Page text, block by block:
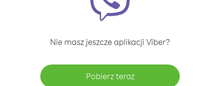
Nie masz jeszcze aplikacji Viber?
Pobierz teraz